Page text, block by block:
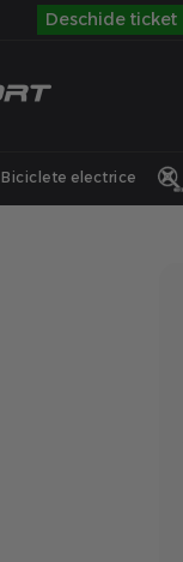
Deschide ticket
Biciclete electrice